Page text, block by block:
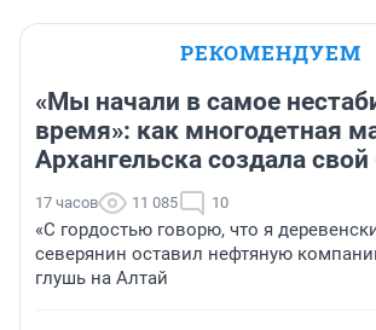
РЕКОМЕНДУЕМ
«Мы начали в самое
время»: как многодетная
Архангельска создала свой
17 часов 11 085 10
«С гордостью говорю, что я
северянин оставил нефтяную
глушь на Алтай